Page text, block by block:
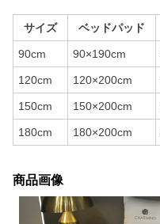
サイズ ベッドパッド
90cm 90×190cm
120cm 120×200cm
150cm 150×200cm
180cm 180×200cm
商品画像